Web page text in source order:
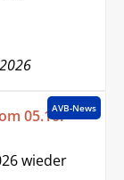
AVB-News
05.10. -
wieder